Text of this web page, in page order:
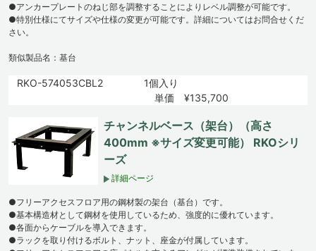
●アンカープレートのねじ部を調整することによりレベル調整が可能です。
●特別仕様にてサイズや仕様の変更が可能です。詳細についてはお問合せくだ
さい。
類似製品名：基台
RKO-574053CBL2
1個入り
単価 ¥135,700
チャンネルベース（架台）（高さ
400mm ※サイズ変更可能） RKOシリ
ーズ
詳細ページ
●フリーアクセスフロア用の鋼材製の架台（基台）です。
●基本構造材として鋼材を使用しているため、強度的に優れています。
●各面からケーブルを導入できます。
●ラックを取り付けるボルト、ナット、座金が付属しています。